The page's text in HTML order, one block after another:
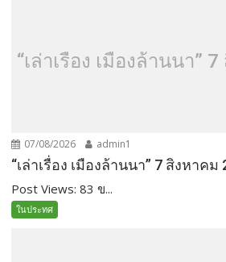
“เล่าเรื่อง เมืองล้านนา”
07/08/2026 admin1
“เล่าเรื่อง เมืองล้านนา” 7 สิงหาคม
Post Views: 83 ข...
ในประทศ